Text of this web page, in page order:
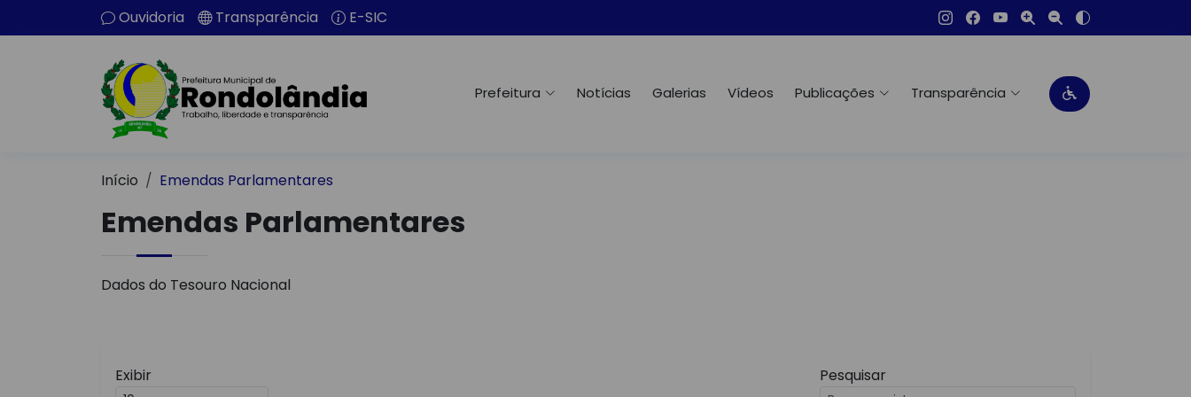
Ouvidoria Transparência E-SIC
Prefeitura Notícias Galerias Vídeos Publicações Transparência
Início Emendas Parlamentares
Emendas Parlamentares
Dados do Tesouro Nacional
Exibir Pesquisar